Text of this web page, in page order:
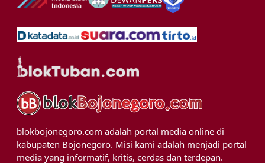
blokbojonegoro.com adalah portal media online di
kabupaten Bojonegoro. Misi kami adalah menjadi portal
media yang informatif, kritis, cerdas dan terdepan.